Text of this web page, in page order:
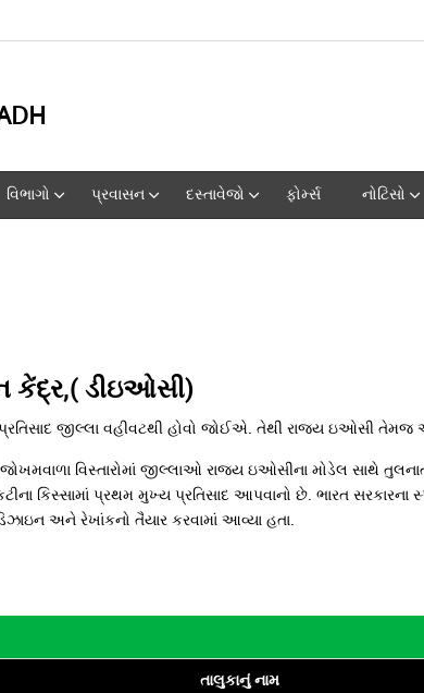
વિભાગો પ્રવાસન દસ્તાવેજો ફોર્મ્સ નોટિસો
કેંદ્ર,( ડીઇઓસી)
જીલ્લા વહીવટથી હોવો જોઈએ. તેથી રાજ્ય ઇઓસી
જોખમવાળા વિસ્તારોમાં જીલ્લાઓ રાજ્ય ઇઓસીના મોડેલ સાથે
કિસ્સામાં પ્રથમ મુખ્ય પ્રતિસાદ આપવાનો છે. ભારત
અને રેખાંકનો તૈયાર કરવામાં આવ્યા હતા.
તાલુકાનું નામ